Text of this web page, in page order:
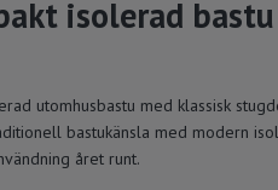
isolerad
utomhusbastu med klassisk
bastukänsla med modern
året runt.